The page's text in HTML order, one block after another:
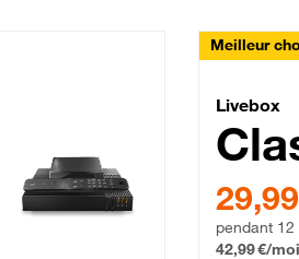
Lite
Meilleur
Livebox
29,99 €
pendant
42,99 €/